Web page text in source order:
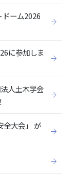
ドーム2026
に参加しま
人土木学会
全大会」 が